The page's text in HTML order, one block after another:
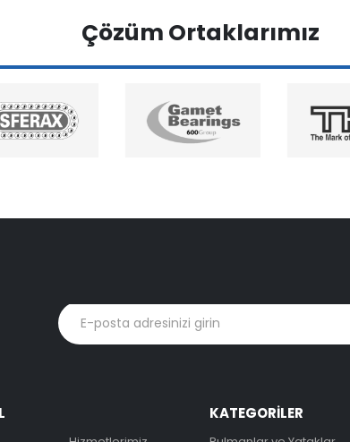
Çözüm Ortaklarımız
KATEGORİLER